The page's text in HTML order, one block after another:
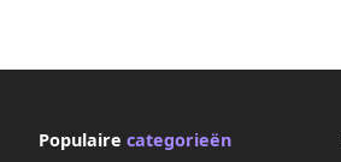
Populaire categorieën